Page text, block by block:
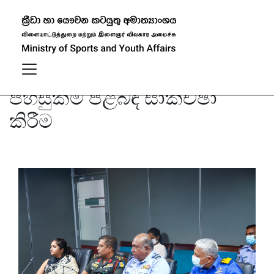
ත්‍රිවිධ හමුදාව සතු ක්‍රීඩා
පහසුකම් පිළිබඳ සාකච්ඡා
කිරීම